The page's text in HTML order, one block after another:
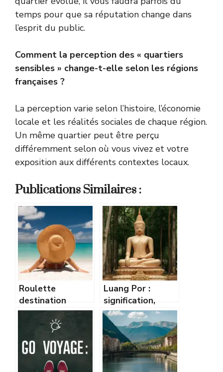
temps pour que sa réputation change dans
l’esprit du public.
Comment la perception des « quartiers
sensibles » change-t-elle selon les régions
françaises ?
La perception varie selon l’histoire, l’économie
locale et les réalités sociales de chaque région.
Un même quartier peut être perçu
différemment selon où vous vivez et votre
exposition aux différents contextes locaux.
Publications Similaires :
Roulette
destination
vacancesmania.co
m : trouvez votre
prochain voyage
idéal
Luang Por :
signification,
histoire et
influence de ce
terme bouddhiste